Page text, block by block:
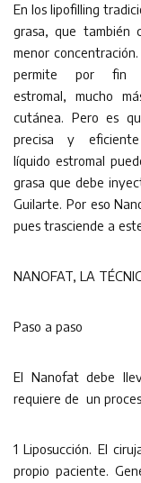
En los lipofilling
grasa, que también
menor
permite por fin
estromal, mucho
cutánea. Pero es
precisa y
líquido estromal
grasa que debe
Guilarte. Por eso
pues trasciende a
NANOFAT, LA
Paso a paso
El Nanofat debe
requiere de un
1 Liposucción. El
propio paciente.